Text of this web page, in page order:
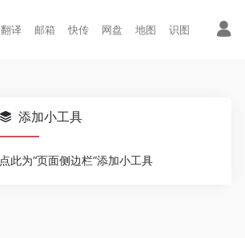
翻译 邮箱 快传 网盘 地图 识图
添加小工具
点此为“页面侧边栏”添加小工具